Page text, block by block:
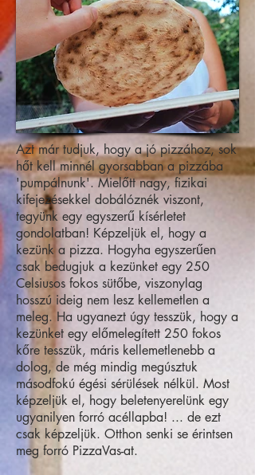
Azt már tudjuk, hogy a jó pizzához, sok
hőt kell minnél gyorsabban a pizzába
'pumpálnunk'. Mielőtt nagy, fizikai
kifejezésekkel dobálóznék viszont,
tegyünk egy egyszerű kísérletet
gondolatban! Képzeljük el, hogy a
kezünk a pizza. Hogyha egyszerűen
csak bedugjuk a kezünket egy 250
Celsiusos fokos sütőbe, viszonylag
hosszú ideig nem lesz kellemetlen a
meleg. Ha ugyanezt úgy tesszük, hogy a
kezünket egy előmelegített 250 fokos
kőre tesszük, máris kellemetlenebb a
dolog, de még mindig megúsztuk
másodfokú égési sérülések nélkül. Most
képzeljük el, hogy beletenyerelünk egy
ugyanilyen forró acéllapba! ... de ezt
csak képzeljük. Otthon senki se érintsen
meg forró PizzaVas-at.